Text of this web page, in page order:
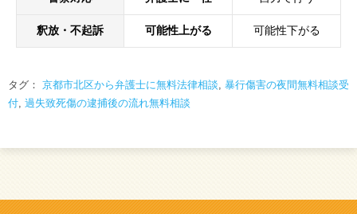
釈放・不起訴 可能性上がる 可能性下がる
タグ： 京都市北区から弁護士に無料法律相談, 暴行傷害の夜間無料相談受
付, 過失致死傷の逮捕後の流れ無料相談